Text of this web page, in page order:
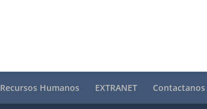
Recursos Humanos EXTRANET Contactanos